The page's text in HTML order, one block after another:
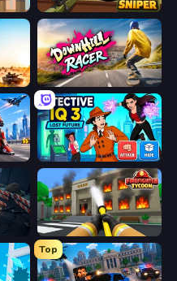
Camo Sniper
Downhill Racer
Flying Robot Transform Car Games Detective IQ 3
Obby: Firefighter Tycoon
Top